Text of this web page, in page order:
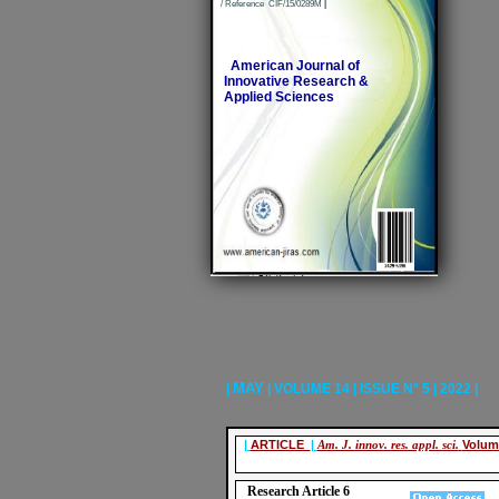
| ARTICLE | Am. J. innov. res. appl. sci.
Research Article 6
/ Reference CIF/15/0289M
American Journal of
Innovative Research &
Applied Sciences
| MAY| VOLUME 14 | ISSUE N° 5 | 2022 |